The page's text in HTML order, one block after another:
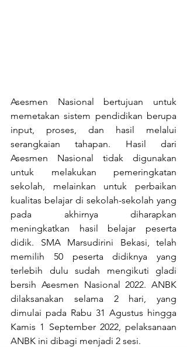
Asesmen Nasional bertujuan untuk
memetakan sistem pendidikan berupa
input, proses, dan hasil melalui
serangkaian tahapan. Hasil dari
Asesmen Nasional tidak digunakan
untuk melakukan pemeringkatan
sekolah, melainkan untuk perbaikan
kualitas belajar di sekolah-sekolah yang
pada akhirnya diharapkan
meningkatkan hasil belajar peserta
didik. SMA Marsudirini Bekasi, telah
memilih 50 peserta didiknya yang
terlebih dulu sudah mengikuti gladi
bersih Asesmen Nasional 2022. ANBK
dilaksanakan selama 2 hari, yang
dimulai pada Rabu 31 Agustus hingga
Kamis 1 September 2022, pelaksanaan
ANBK ini dibagi menjadi 2 sesi.